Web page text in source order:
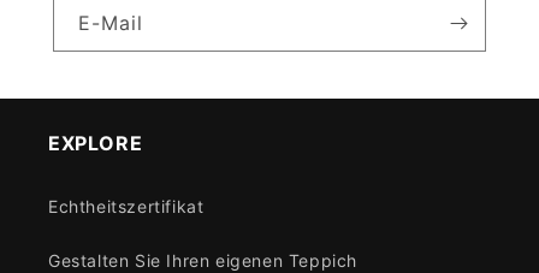
E-Mail
EXPLORE
Echtheitszertifikat
Gestalten Sie Ihren eigenen Teppich